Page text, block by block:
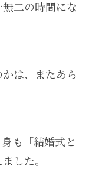
二の時間にな
は、またあら
も「結婚式と
した。